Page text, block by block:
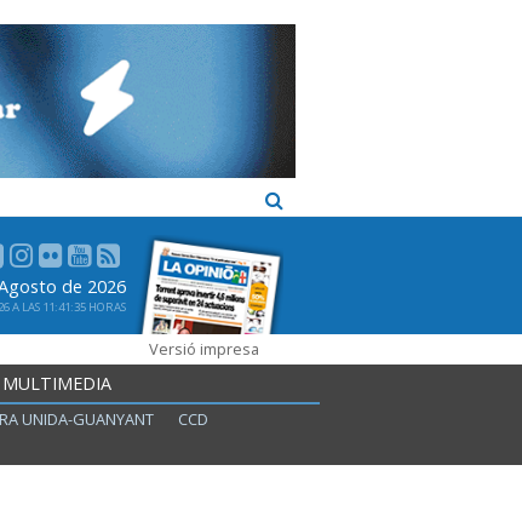
de 2026
A LAS 11:41:35 HORAS
Versió impresa
MULTIMEDIA
UNIDA-GUANYANT
CCD